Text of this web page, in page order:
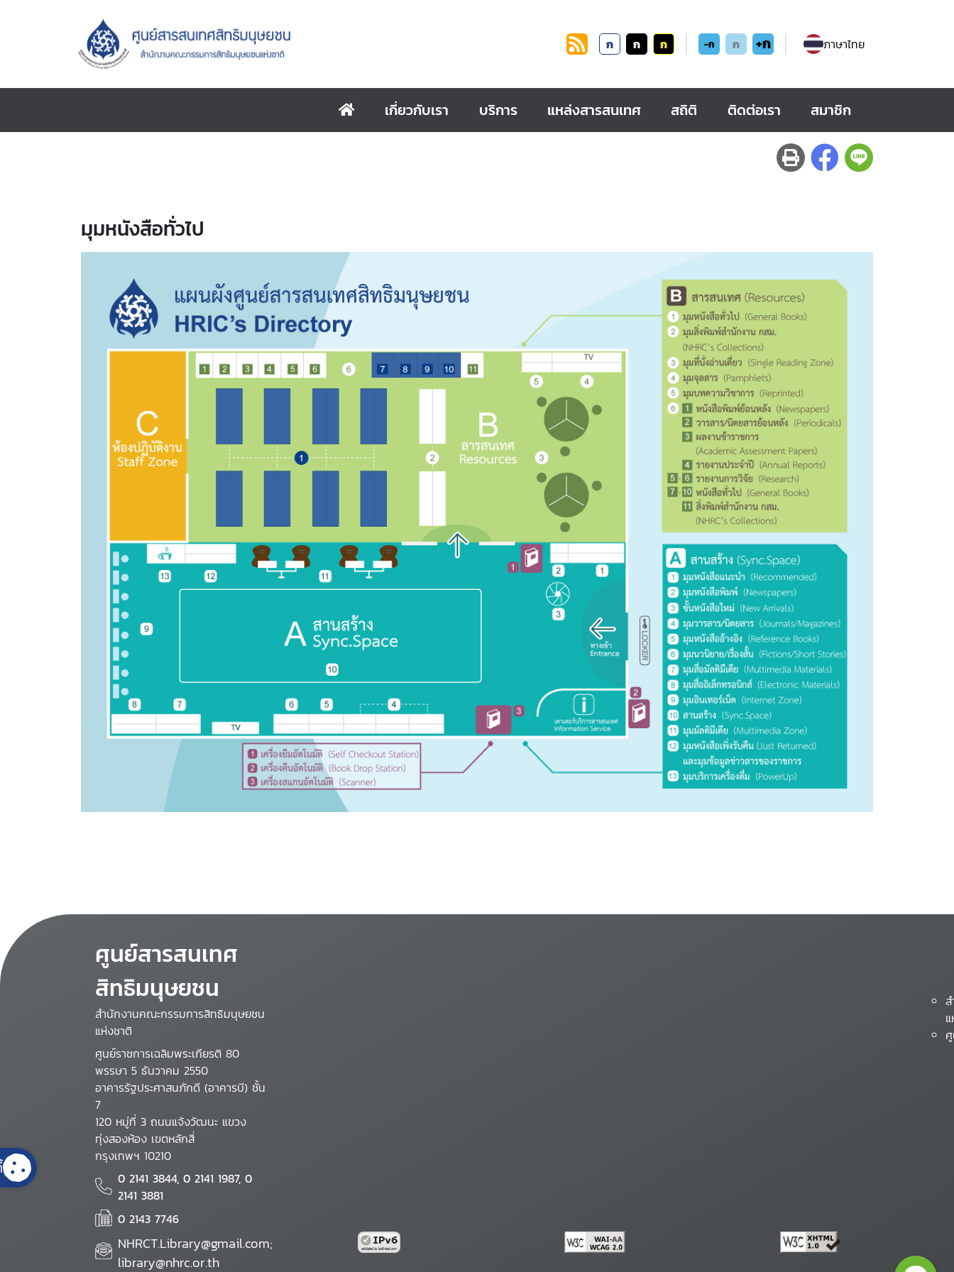
ก ก ก -ก ก +ก ภาษาไทย
เกี่ยวกับเรา บริการ แหล่งสารสนเทศ สถิติ ติดต่อเรา สมาชิก
มุมหนังสือทั่วไป
ศูนย์สารสนเทศ
สิทธิมนุษยชน
สำนักงานคณะกรรมการสิทธิมนุษยชน
แห่งชาติ
ศูนย์ราชการเฉลิมพระเกียรติ 80
พรรษา 5 ธันวาคม 2550
อาคารรัฐประศาสนภักดี (อาคารบี) ชั้น
7
120 หมู่ที่ 3 ถนนแจ้งวัฒนะ แขวง
ทุ่งสองห้อง เขตหลักสี่
กรุงเทพฯ 10210
0 2141 3844, 0 2141 1987, 0
2141 3881
0 2143 7746
NHRCT.Library@gmail.com;
library@nhrc.or.th